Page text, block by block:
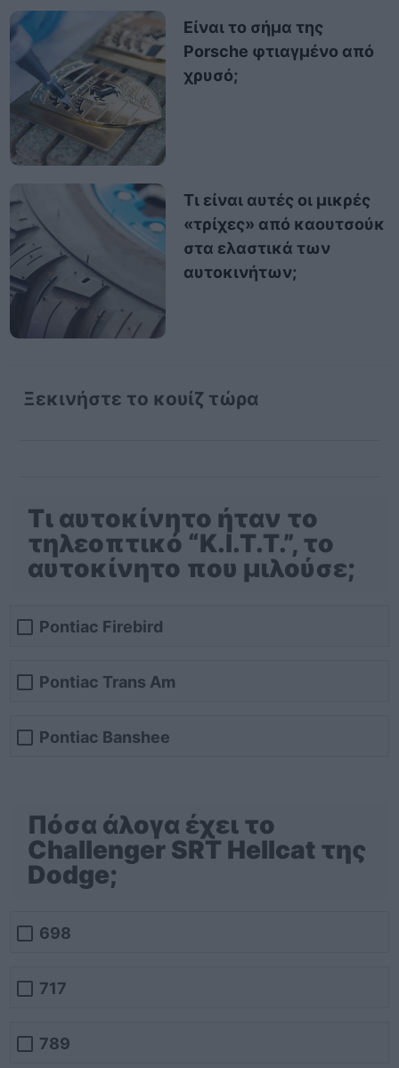
Είναι το σήμα της
Porsche φτιαγμένο από
χρυσό;
Τι είναι αυτές οι μικρές
«τρίχες» από καουτσούκ
στα ελαστικά των
αυτοκινήτων;
Ξεκινήστε το κουίζ τώρα
Τι αυτοκίνητο ήταν το
τηλεοπτικό “K.I.T.T.”, το
αυτοκίνητο που μιλούσε;
Pontiac Firebird
Pontiac Trans Am
Pontiac Banshee
Πόσα άλογα έχει το
Challenger SRT Hellcat της
Dodge;
698
717
789